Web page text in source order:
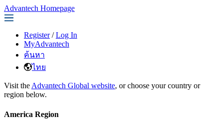
Advantech Homepage
Register / Log In
MyAdvantech
ค้นหา
ไทย
Visit the Advantech Global website, or choose your country or
region below.
America Region